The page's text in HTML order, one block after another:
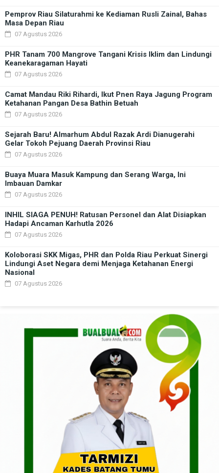
Pemprov Riau Silaturahmi ke Kediaman Rusli Zainal, Bahas
Masa Depan Riau
07 Agustus 2026
PHR Tanam 700 Mangrove Tangani Krisis Iklim dan Lindungi
Keanekaragaman Hayati
07 Agustus 2026
Camat Mandau Riki Rihardi, Ikut Pnen Raya Jagung Program
Ketahanan Pangan Desa Bathin Betuah
07 Agustus 2026
Sejarah Baru! Almarhum Abdul Razak Ardi Dianugerahi
Gelar Tokoh Pejuang Daerah Provinsi Riau
07 Agustus 2026
Buaya Muara Masuk Kampung dan Serang Warga, Ini
Imbauan Damkar
07 Agustus 2026
INHIL SIAGA PENUH! Ratusan Personel dan Alat Disiapkan
Hadapi Ancaman Karhutla 2026
07 Agustus 2026
Koloborasi SKK Migas, PHR dan Polda Riau Perkuat Sinergi
Lindungi Aset Negara demi Menjaga Ketahanan Energi
Nasional
07 Agustus 2026